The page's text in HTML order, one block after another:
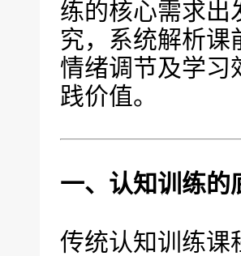
练的核心需求出
究，系统解析课
情绪调节及学习
践价值。
一、认知训练的
传统认知训练课